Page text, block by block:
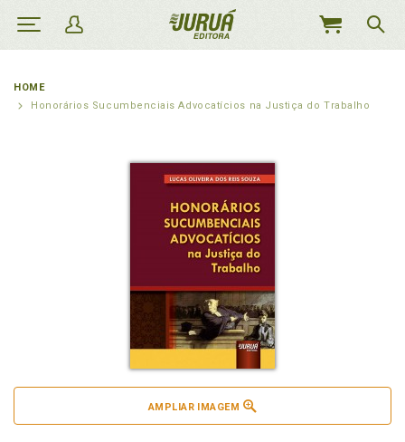
MEU
HOME
Honorários Sucumbenciais Advocatícios na Justiça do Trabalho
AMPLIAR IMAGEM